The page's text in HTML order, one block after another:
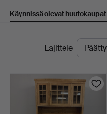
Lyme
Auctions
yrityksessä
Käynnissä olevat huutokaupat
Käynnissä
huutokaupat
Lajittele